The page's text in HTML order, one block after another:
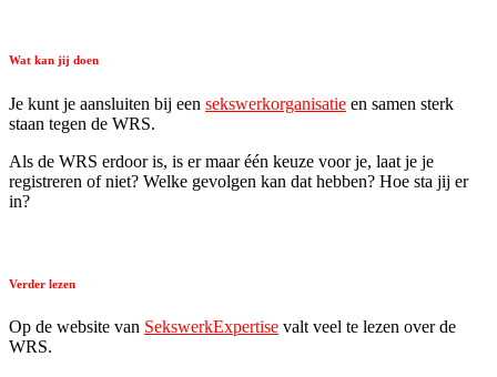
Wat kan jij doen
Je kunt je aansluiten bij een sekswerkorganisatie en samen sterk
staan tegen de WRS.
Als de WRS erdoor is, is er maar één keuze voor je, laat je je
registreren of niet? Welke gevolgen kan dat hebben? Hoe sta jij er
in?
Verder lezen
Op de website van SekswerkExpertise valt veel te lezen over de
WRS.